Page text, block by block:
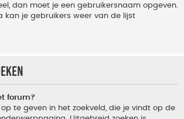
dan moet je een gebruikersnaam opgeven.
kan je gebruikers weer van de lijst
forum?
te geven in het zoekveld, die je vindt op de